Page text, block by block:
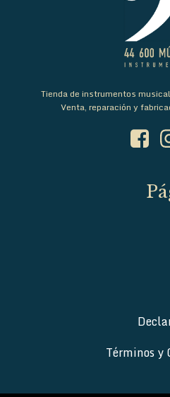
Tienda de instrumentos
Venta, reparación y
Términos y